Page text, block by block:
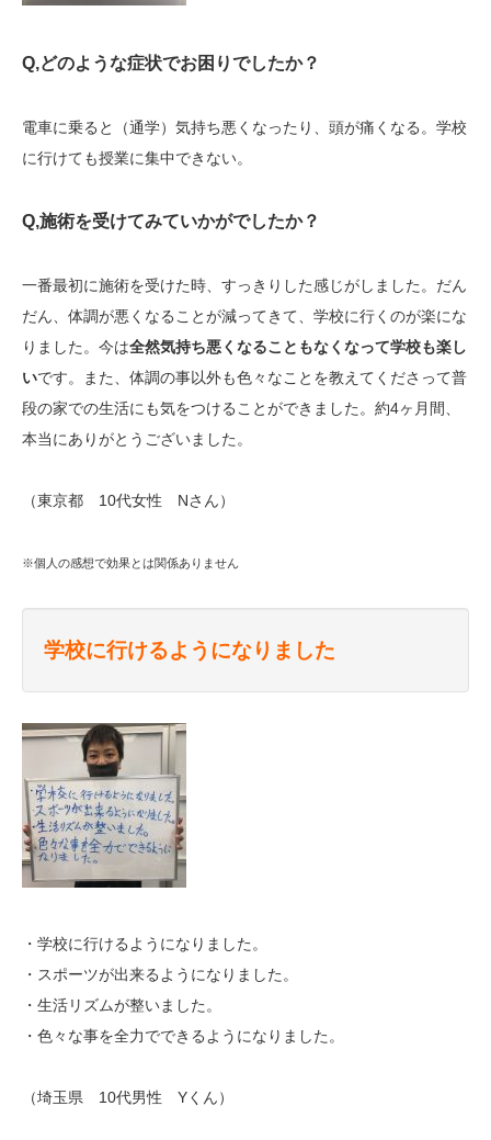
Q,どのような症状でお困りでしたか？
電車に乗ると（通学）気持ち悪くなったり、頭が痛くなる。学校
に行けても授業に集中できない。
Q,施術を受けてみていかがでしたか？
一番最初に施術を受けた時、すっきりした感じがしました。だん
だん、体調が悪くなることが減ってきて、学校に行くのが楽にな
りました。今は全然気持ち悪くなることもなくなって学校も楽し
いです。また、体調の事以外も色々なことを教えてくださって普
段の家での生活にも気をつけることができました。約4ヶ月間、
本当にありがとうございました。
（東京都 10代女性 Nさん）
※個人の感想で効果とは関係ありません
学校に行けるようになりました
・学校に行けるようになりました。
・スポーツが出来るようになりました。
・生活リズムが整いました。
・色々な事を全力でできるようになりました。
（埼玉県 10代男性 Yくん）